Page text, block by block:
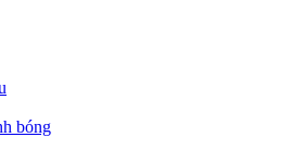
bóng